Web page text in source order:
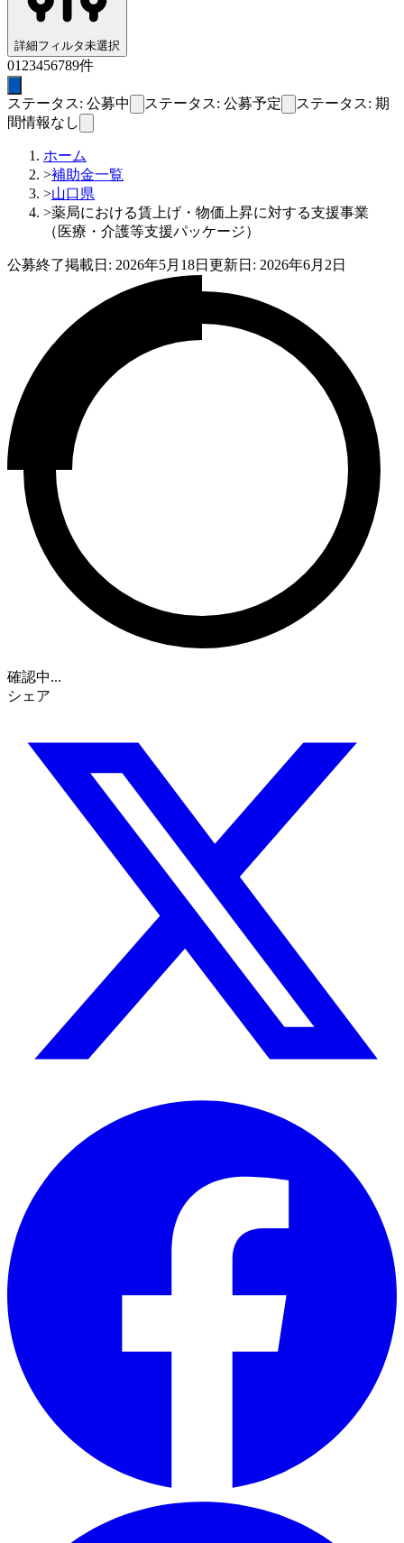
詳細フィルタ未選択
01 23456789件
ステータス: 公募中 ステータス: 公募予定
ステータス: 期
間情報なし
ホーム
>補助金一覧
>山口県
>薬局における賃上げ・物価上昇に対する支援事業
（医療・介護等支援パッケージ）
公募終了掲載日: 2026年5月18日 更新日: 2026年6月2日
確認中...
シェア